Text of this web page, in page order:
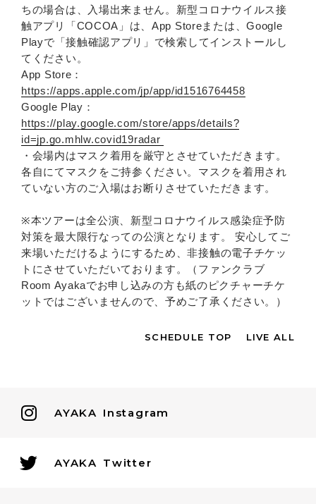
ちの場合は、入場出来ません。新型コロナウイルス接
触アプリ「COCOA」は、App Storeまたは、Google
Playで「接触確認アプリ」で検索してインストールし
てください。
App Store：
https://apps.apple.com/jp/app/id1516764458
Google Play：
https://play.google.com/store/apps/details?
id=jp.go.mhlw.covid19radar
・会場内はマスク着用を厳守とさせていただきます。
各自にてマスクをご持参ください。マスクを着用され
ていない方のご入場はお断りさせていただきます。
※本ツアーは全公演、新型コロナウイルス感染症予防
対策を最大限行なっての公演となります。 安心してご
来場いただけるようにするため、非接触の電子チケッ
トにさせていただいております。（ファンクラブ
Room Ayakaでお申し込みの方も紙のピクチャーチケ
ットではございませんので、予めご了承ください。）
SCHEDULE TOP LIVE ALL
AYAKA Instagram
AYAKA Twitter